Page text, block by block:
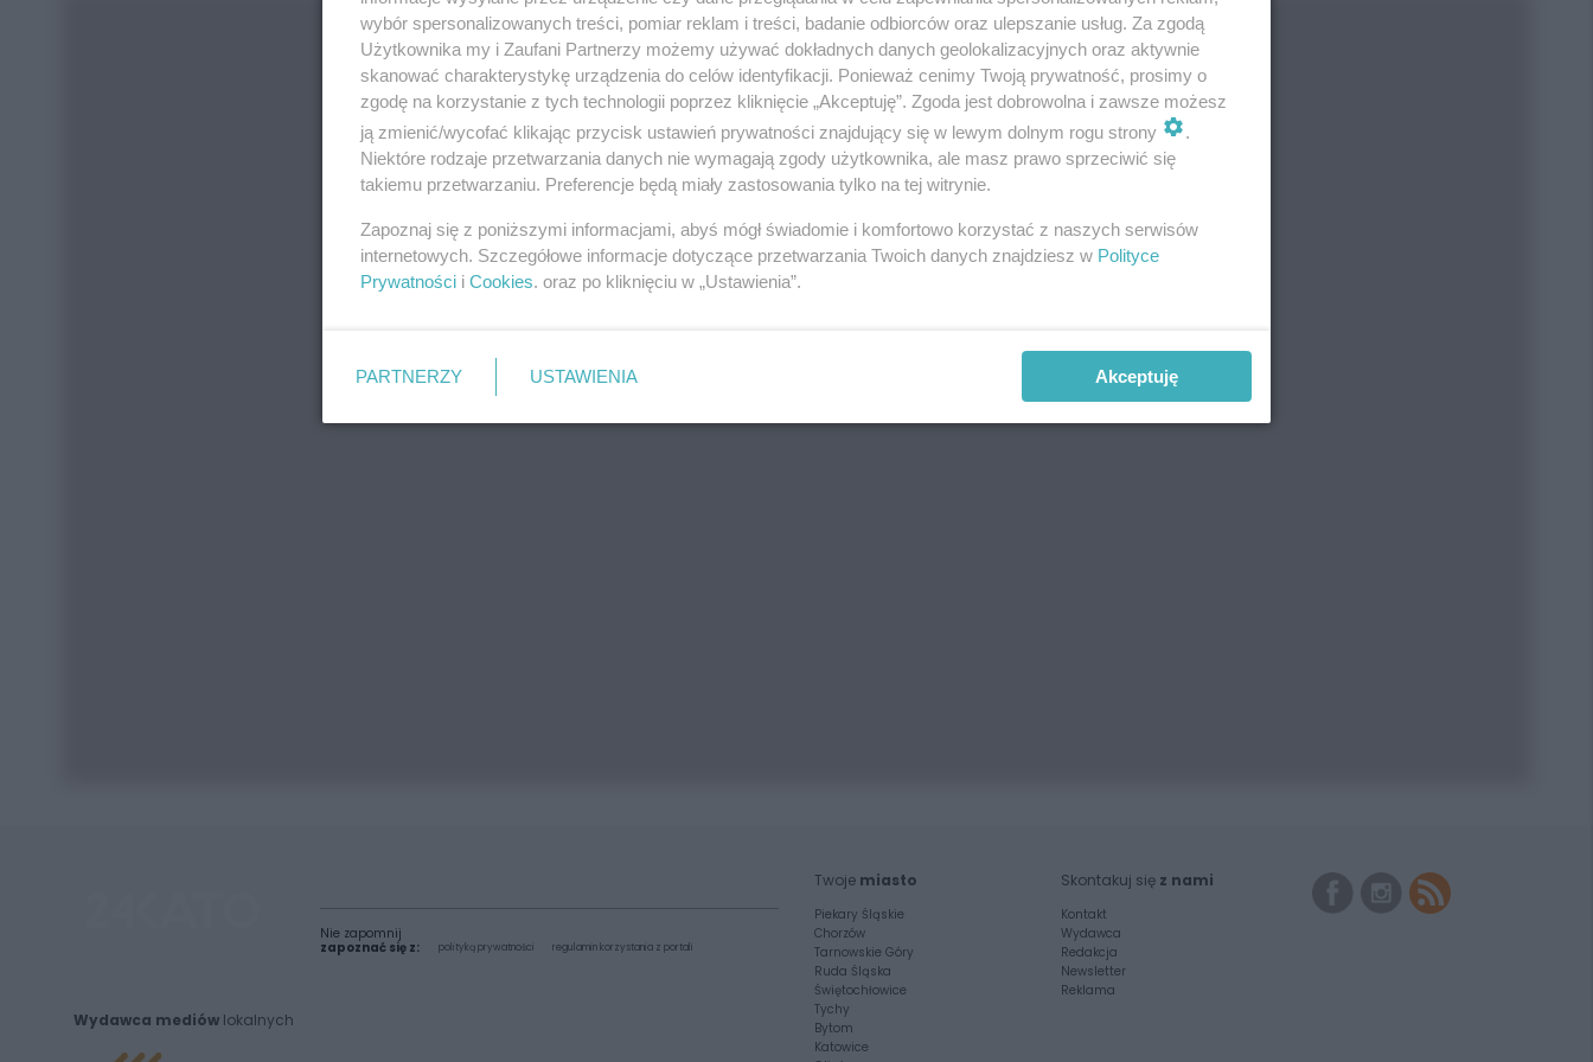
Wydawca mediów lokalnych
Nie zapomnij
zapoznać się z:
polityką prywatności regulamin korzystania z portali
Twoje miasto
Piekary Śląskie
Chorzów
Tarnowskie Góry
Ruda Śląska
Świętochłowice
Tychy
Bytom
Katowice
Skontakuj się z nami
Kontakt
Wydawca
Redakcja
Newsletter
Reklama
wybór spersonalizowanych treści, pomiar reklam i treści, badanie odbiorców oraz ulepszanie usług. Za zgodą
Użytkownika my i Zaufani Partnerzy możemy używać dokładnych danych geolokalizacyjnych oraz aktywnie
skanować charakterystykę urządzenia do celów identyfikacji. Ponieważ cenimy Twoją prywatność, prosimy o
zgodę na korzystanie z tych technologii poprzez kliknięcie „Akceptuję”. Zgoda jest dobrowolna i zawsze możesz
ją zmienić/wycofać klikając przycisk ustawień prywatności znajdujący się w lewym dolnym rogu strony
.
Niektóre rodzaje przetwarzania danych nie wymagają zgody użytkownika, ale masz prawo sprzeciwić się
takiemu przetwarzaniu. Preferencje będą miały zastosowania tylko na tej witrynie.
Zapoznaj się z poniższymi informacjami, abyś mógł świadomie i komfortowo korzystać z naszych serwisów
internetowych. Szczegółowe informacje dotyczące przetwarzania Twoich danych znajdziesz w Polityce
Prywatności i Cookies. oraz po kliknięciu w „Ustawienia”.
PARTNERZY USTAWIENIA Akceptuję